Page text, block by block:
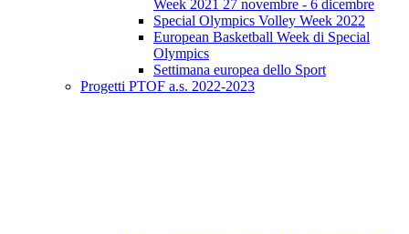
Week 2021 27 novembre - 6 dicembre
Special Olympics Volley Week 2022
European Basketball Week di Special
Olympics
Settimana europea dello Sport
Progetti PTOF a.s. 2022-2023